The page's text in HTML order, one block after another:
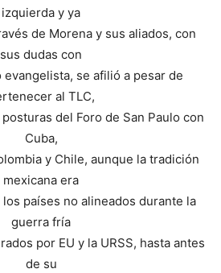
izquierda y ya
de Morena y sus aliados, con
sus dudas con
evangelista, se afilió a pesar de
al TLC,
del Foro de San Paulo con
Cuba,
y Chile, aunque la tradición
mexicana era
países no alineados durante la
guerra fría
por EU y la URSS, hasta antes
de su